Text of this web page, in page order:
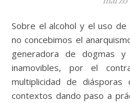
Sobre el alcohol y el uso de drogas en la FIAKA Nosotrxs
no concebimos el
generadora de dogmas y
inamovibles, por el
multiplicidad de
contextos dando paso a